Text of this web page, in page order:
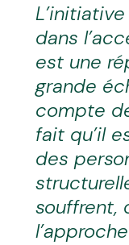
L’initiative
dans
est une
grande
compte
fait qu’il
des
souffrent,